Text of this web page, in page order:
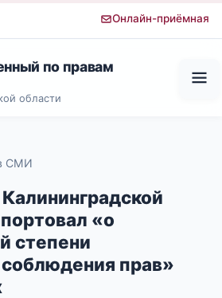
Онлайн-приёмная
по правам
области
СМИ
«о
степени
прав»